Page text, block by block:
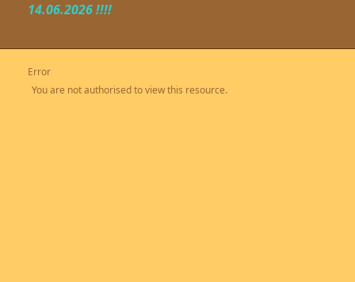
14.06.2026 !!!!
Error
You are not authorised to view this resource.